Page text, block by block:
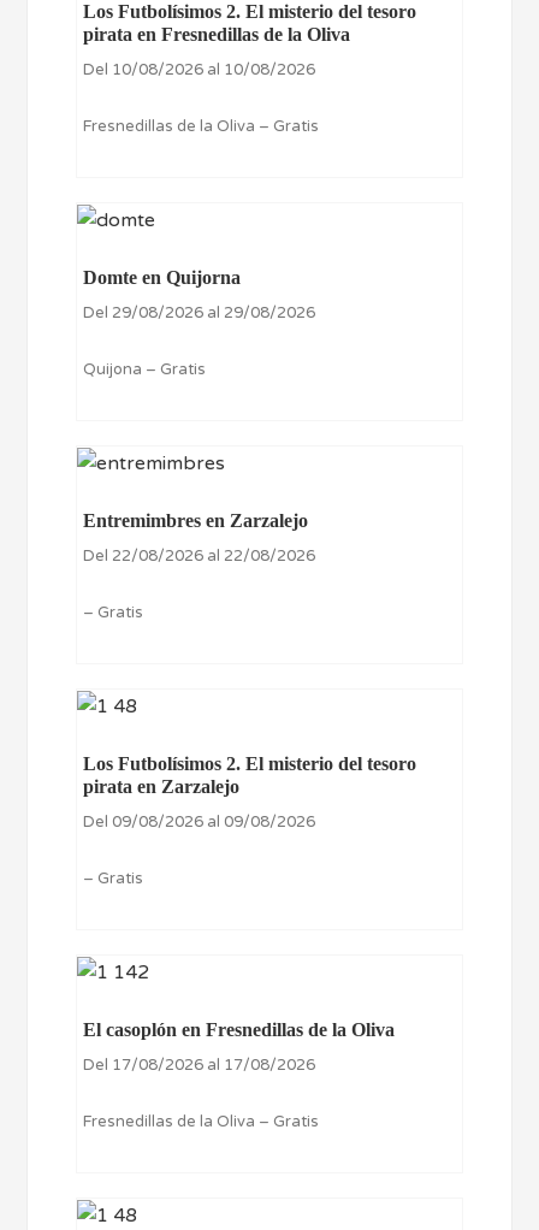
Los Futbolísimos 2. El misterio del tesoro
pirata en Fresnedillas de la Oliva
Del 10/08/2026 al 10/08/2026
Fresnedillas de la Oliva – Gratis
Domte en Quijorna
Del 29/08/2026 al 29/08/2026
Quijona – Gratis
Entremimbres en Zarzalejo
Del 22/08/2026 al 22/08/2026
– Gratis
Los Futbolísimos 2. El misterio del tesoro
pirata en Zarzalejo
Del 09/08/2026 al 09/08/2026
– Gratis
El casoplón en Fresnedillas de la Oliva
Del 17/08/2026 al 17/08/2026
Fresnedillas de la Oliva – Gratis